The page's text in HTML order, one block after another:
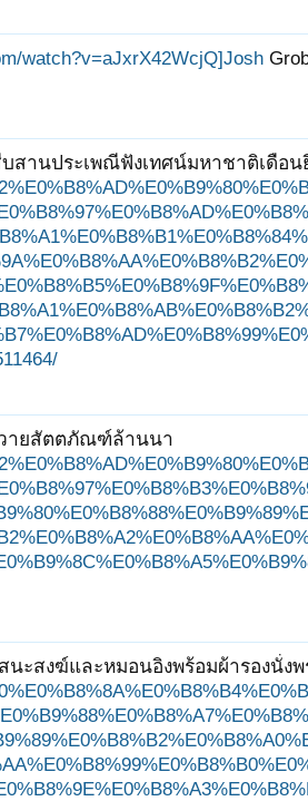
watch?v=aJxrX42WcjQ]Josh
านประเพณีฟังเทศน์มหาชาติเดือน
ายสัตตภัณฑ์ล้านนา
ะสงฆ์และหมอนอิงพร้อมผ้ารองนั่งพ